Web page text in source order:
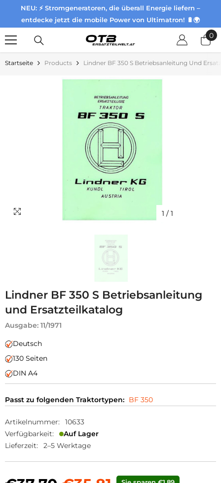
Zum Inhalt springen
NEU: ⚡ Stromgeneratoren, die überall Energie liefern –
entdecke jetzt die mobile Power von Ultimatron! 🔋🌍
0
0
Startseite Products Lindner BF 350 S Betriebsanleitung Und
1 / 1
Lindner BF 350 S Betriebsanleitung
und Ersatzteilkatalog
Ausgabe: 11/1971
Deutsch
130 Seiten
DIN A4
Passt zu folgenden Traktortypen: BF 350
Artikelnummer:
10633
Verfügbarkeit:
Auf Lager
Lieferzeit:
2–5 Werktage